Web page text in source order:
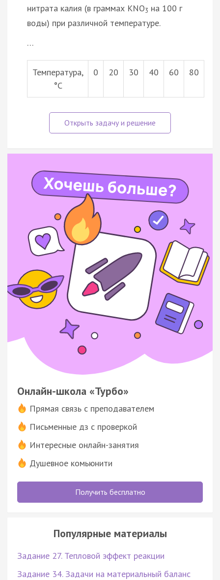
нитрата калия (в граммах КNO3 на 100 г
воды) при различной температуре.
…
Температура,
°С
0 20 30 40 60 80
Онлайн-школа «Турбо»
Прямая связь с преподавателем
Письменные дз с проверкой
Интересные онлайн-занятия
Душевное комьюнити
Получить бесплатно
Популярные материалы
Задание 27. Тепловой эффект реакции
Задание 34. Задачи на материальный баланс